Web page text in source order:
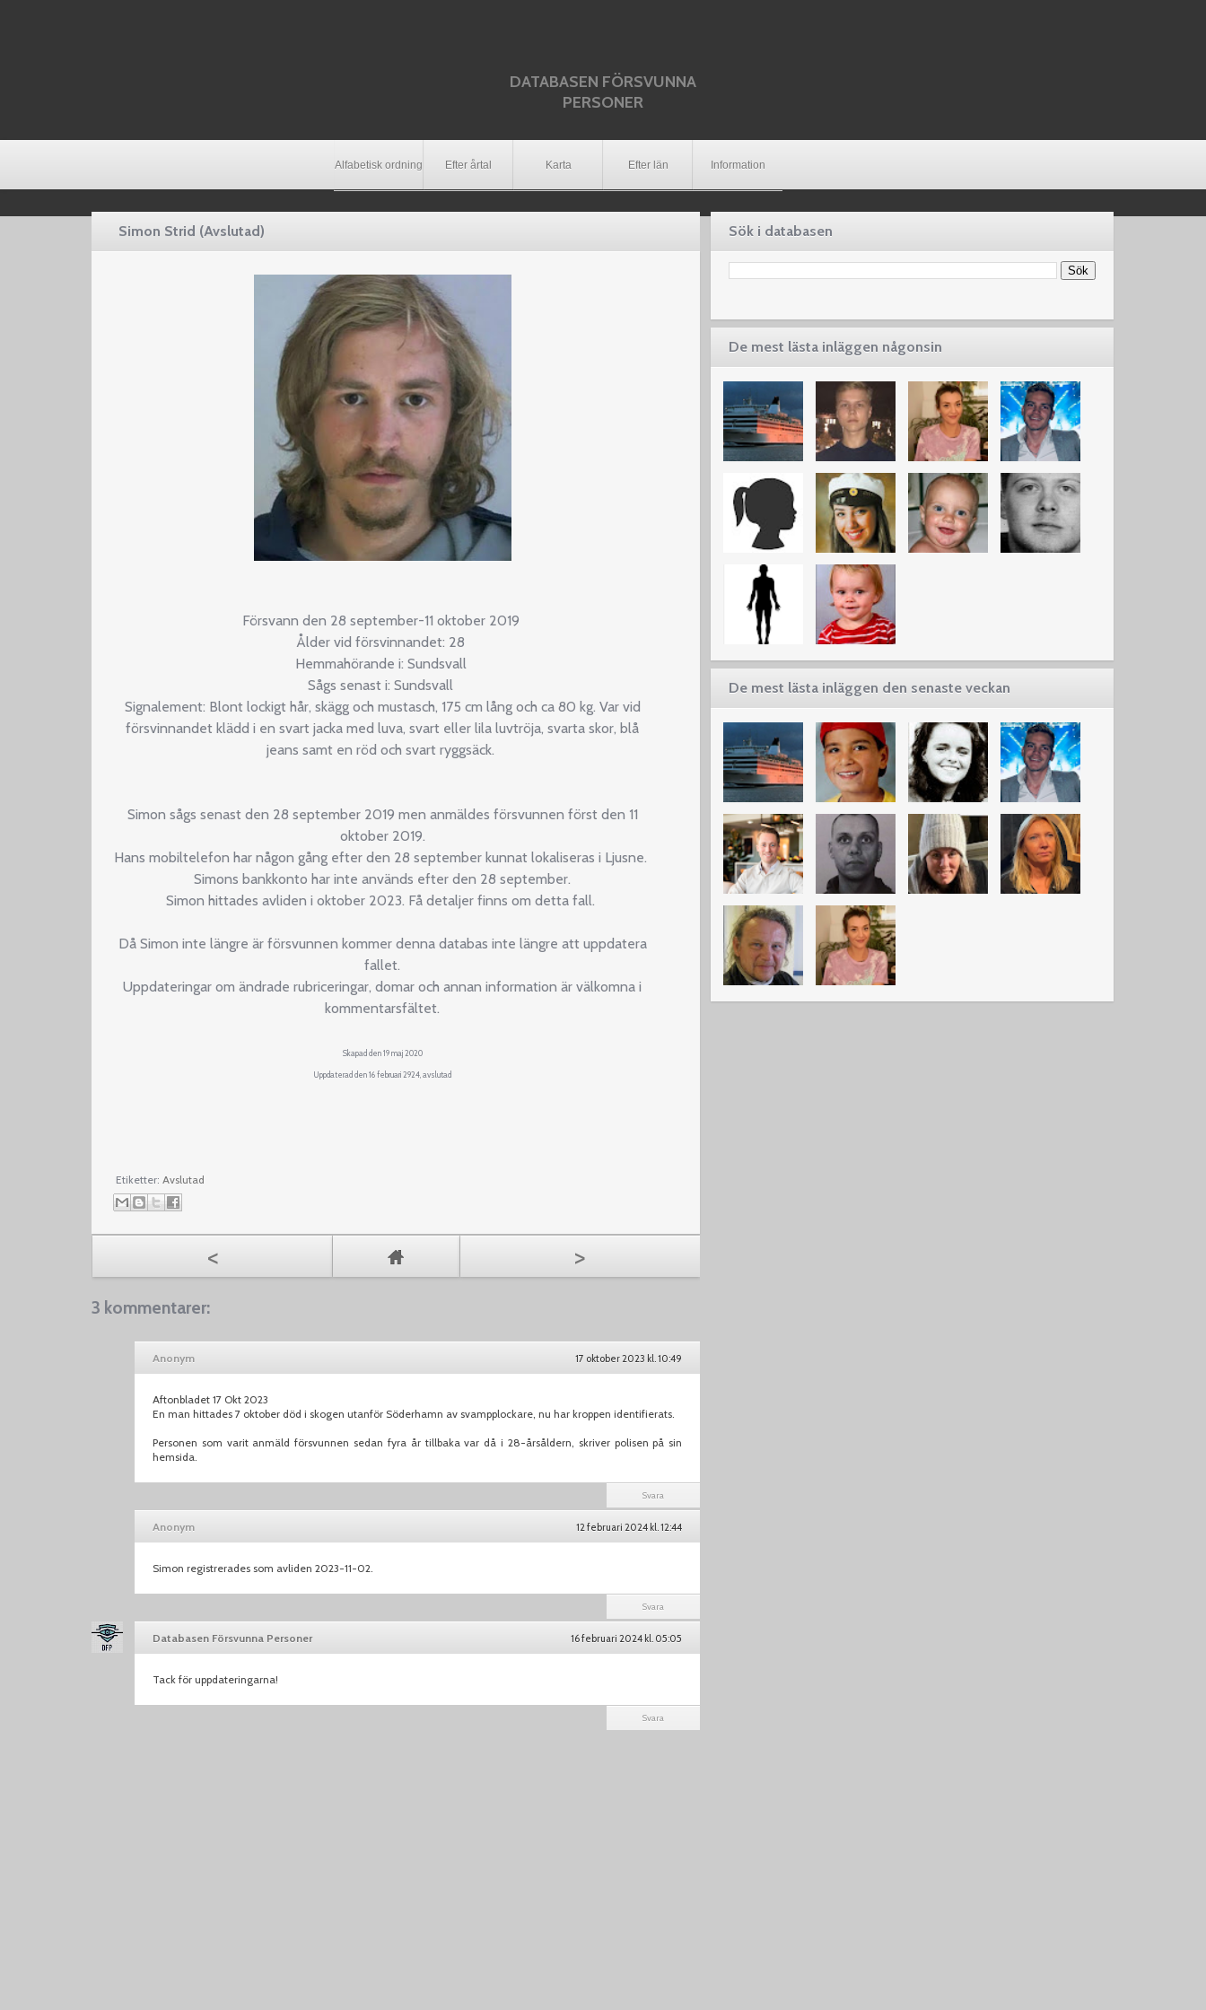
DATABASEN FÖRSVUNNA
PERSONER
Alfabetisk ordning Efter årtal Karta Efter län Information
Simon Strid (Avslutad)
Försvann den 28 september-11 oktober 2019
Ålder vid försvinnandet: 28
Hemmahörande i: Sundsvall
Sågs senast i: Sundsvall
Signalement: Blont lockigt hår, skägg och mustasch, 175 cm lång och ca 80 kg. Var vid
försvinnandet klädd i en svart jacka med luva, svart eller lila luvtröja, svarta skor, blå
jeans samt en röd och svart ryggsäck.
Simon sågs senast den 28 september 2019 men anmäldes försvunnen först den 11
oktober 2019.
Hans mobiltelefon har någon gång efter den 28 september kunnat lokaliseras i Ljusne.
Simons bankkonto har inte används efter den 28 september.
Simon hittades avliden i oktober 2023. Få detaljer finns om detta fall.
Då Simon inte längre är försvunnen kommer denna databas inte längre att uppdatera
fallet.
Uppdateringar om ändrade rubriceringar, domar och annan information är välkomna i
kommentarsfältet.
Skapad den 19 maj 2020
Uppdaterad den 16 februari 2924, avslutad
Etiketter: Avslutad
< >
3 kommentarer:
Anonym 17 oktober 2023 kl. 10:49
Aftonbladet 17 Okt 2023
En man hittades 7 oktober död i skogen utanför Söderhamn av svampplockare, nu har kroppen identifierats.
Personen som varit anmäld försvunnen sedan fyra år tillbaka var då i 28-årsåldern, skriver polisen på sin
hemsida.
Svara
Anonym 12 februari 2024 kl. 12:44
Simon registrerades som avliden 2023-11-02.
Svara
Databasen Försvunna Personer 16 februari 2024 kl. 05:05
Tack för uppdateringarna!
Svara
Sök i databasen
De mest lästa inläggen någonsin
De mest lästa inläggen den senaste veckan